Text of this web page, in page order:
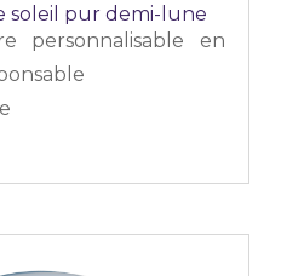
soleil pur demi-lune
personnalisable en